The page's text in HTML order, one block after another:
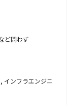
ど問わず
インフラエンジニ